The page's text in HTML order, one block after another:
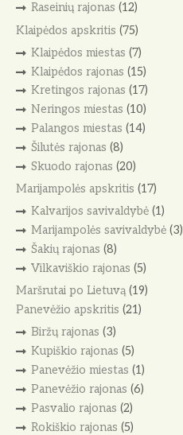
Raseinių rajonas (12)
Klaipėdos apskritis (75)
Klaipėdos miestas (7)
Klaipėdos rajonas (15)
Kretingos rajonas (17)
Neringos miestas (10)
Palangos miestas (14)
Šilutės rajonas (8)
Skuodo rajonas (20)
Marijampolės apskritis (17)
Kalvarijos savivaldybė(1)
Marijampolės savivaldybė(3)
Šakių rajonas (8)
Vilkaviškio rajonas (5)
Maršrutai po Lietuvą(19)
Panevėžio apskritis (21)
Biržų rajonas (3)
Kupiškio rajonas (5)
Panevėžio miestas (1)
Panevėžio rajonas (6)
Pasvalio rajonas (2)
Rokiškio rajonas (5)